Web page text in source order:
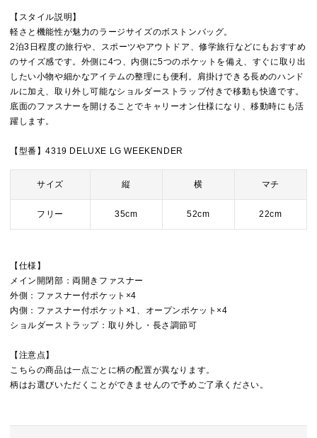
【スタイル説明】
軽さと機能性が魅力のラージサイズのボストンバッグ。
2泊3日程度の旅行や、スポーツやアウトドア、修学旅行などにもおすすめ
のサイズ感です。外側に4つ、内側に5つのポケットを備え、すぐに取り出
したい小物や細かなアイテムの整理にも便利。肩掛けできる長めのハンド
ルに加え、取り外し可能なショルダーストラップ付きで移動も快適です。
底面のファスナーを開けることでキャリーオン仕様になり、移動時にも活
躍します。
【型番】4319 DELUXE LG WEEKENDER
サイズ 縦 横 マチ
フリー 35cm 52cm 22cm
【仕様】
メイン開閉部：両開きファスナー
外側：ファスナー付ポケット×4
内側：ファスナー付ポケット×1、オープンポケット×4
ショルダーストラップ：取り外し・長さ調節可
【注意点】
こちらの商品は一点ごとに柄の配置が異なります。
柄はお選びいただくことができませんので予めご了承ください。